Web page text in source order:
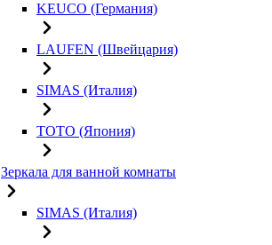
KEUCO (Германия)
LAUFEN (Швейцария)
SIMAS (Италия)
TOTO (Япония)
Зеркала для ванной комнаты
SIMAS (Италия)